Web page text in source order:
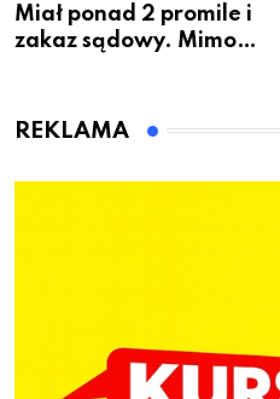
Miał ponad 2 promile i
zakaz sądowy. Mimo
Bolszewie i uderzył w
REKLAMA